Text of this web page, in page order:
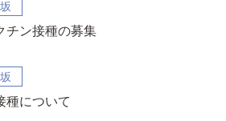
チン接種の募集
種について